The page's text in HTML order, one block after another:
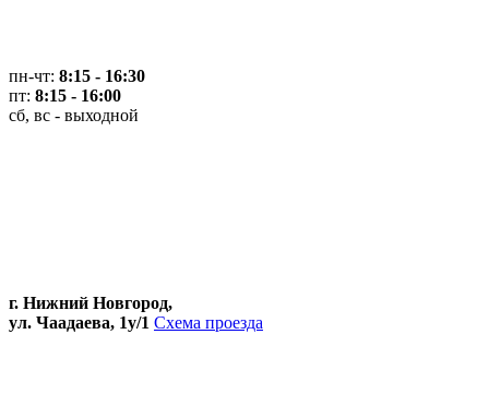
пн-чт: 8:15 - 16:30
пт: 8:15 - 16:00
сб, вс - выходной
г. Нижний Новгород,
ул. Чаадаева, 1у/1 Схема проезда